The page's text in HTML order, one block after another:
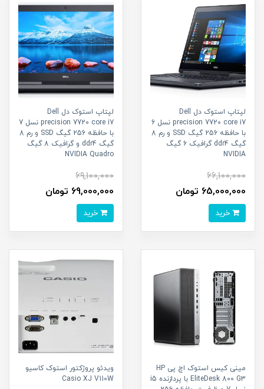
لپتاپ استوک دل Dell
precision 7720 core i7 نسل 6
با حافظه 256 گیگ SSD و رم 8
گیگ ddr4 گرافیک 6 گیگ
NVIDIA
66,100,000
65,000,000 تومان
لپتاپ استوک دل Dell
precision 7720 core i7 نسل 7
با حافظه 256 گیگ SSD و رم 8
گیگ ddr4 و گرافیک 8 گیگ
NVIDIA Quadro
69,100,000
69,000,000 تومان
مینی کیس استوک اچ پی HP
EliteDesk 800 G3 با پردازنده i5
ویدئو پروژکتور استوک کاسیو
Casio XJ V110W